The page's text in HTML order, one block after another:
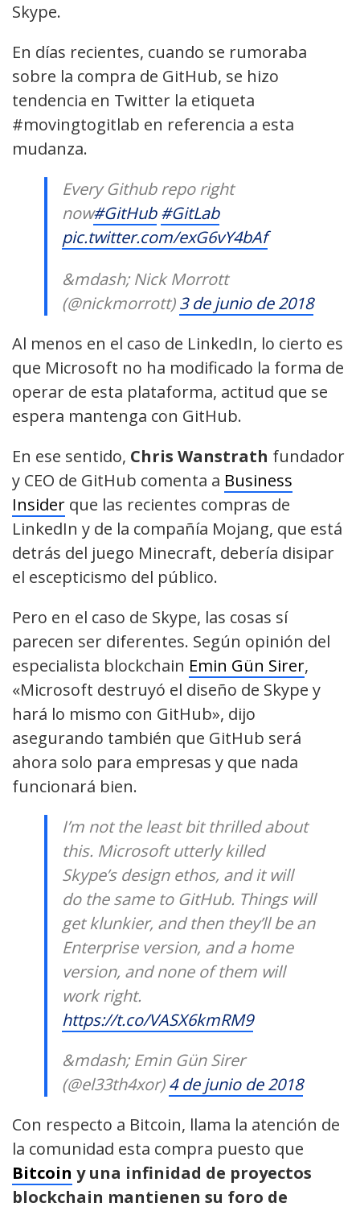
Skype.
En días recientes, cuando se rumoraba
sobre la compra de GitHub, se hizo
tendencia en Twitter la etiqueta
#movingtogitlab en referencia a esta
mudanza.
Every Github repo right
now#GitHub #GitLab
pic.twitter.com/exG6vY4bAf
&mdash; Nick Morrott
(@nickmorrott)3 de junio de 2018
Al menos en el caso de LinkedIn, lo cierto es
que Microsoft no ha modificado la forma de
operar de esta plataforma, actitud que se
espera mantenga con GitHub.
En ese sentido, Chris Wanstrath fundador
y CEO de GitHub comenta a Business
Insider que las recientes compras de
LinkedIn y de la compañía Mojang, que está
detrás del juego Minecraft, debería disipar
el escepticismo del público.
Pero en el caso de Skype, las cosas sí
parecen ser diferentes. Según opinión del
especialista blockchain Emin Gün Sirer,
«Microsoft destruyó el diseño de Skype y
hará lo mismo con GitHub», dijo
asegurando también que GitHub será
ahora solo para empresas y que nada
funcionará bien.
I’m not the least bit thrilled about
this. Microsoft utterly killed
Skype’s design ethos, and it will
do the same to GitHub. Things will
get klunkier, and then they’ll be an
Enterprise version, and a home
version, and none of them will
work right.
https://t.co/VASX6kmRM9
&mdash; Emin Gün Sirer
(@el33th4xor)4 de junio de 2018
Con respecto a Bitcoin, llama la atención de
la comunidad esta compra puesto que
Bitcoin y una infinidad de proyectos
blockchain mantienen su foro de